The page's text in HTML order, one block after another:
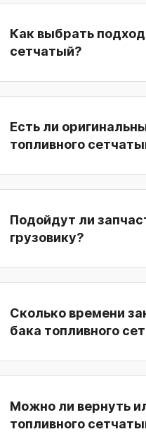
Как выбрать
сетчатый?
Есть ли
топливного
Подойдут ли
грузовику?
Сколько времени
бака топливного
Можно ли вернуть
топливного